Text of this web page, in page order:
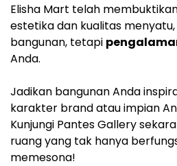
Elisha Mart telah
estetika dan kualitas
bangunan, tetapi
Anda.
Jadikan bangunan Anda
karakter brand atau impian
Kunjungi Pantes Gallery
ruang yang tak hanya
memesona!